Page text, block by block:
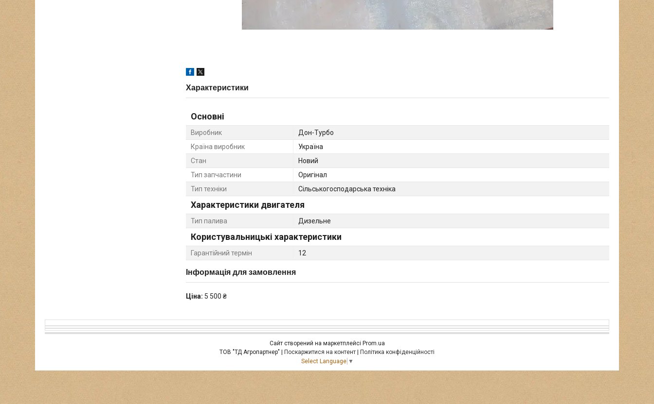
Характеристики
Основні
Виробник
Дон-Турбо
Країна виробник
Україна
Стан
Новий
Тип запчастини
Оригінал
Тип техніки
Сільськогосподарська техніка
Характеристики двигателя
Тип палива Дизельне
Користувальницькі характеристики
Гарантійний термін 12
Інформація для замовлення
Ціна: 5 500 ₴
Сайт створений на маркетплейсі Prom.ua
Поскаржитися на контент
Політика конфіденційності
Select Language ▼